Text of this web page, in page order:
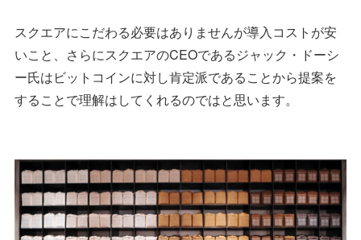
スクエアにこだわる必要はありませんが導入コストが安
いこと、さらにスクエアのCEOであるジャック・ドーシ
ー氏はビットコインに対し肯定派であることから提案を
することで理解はしてくれるのではと思います。